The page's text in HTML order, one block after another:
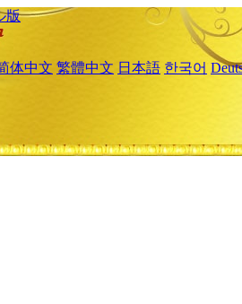
版
体中文 繁體中文 日本語 한국어